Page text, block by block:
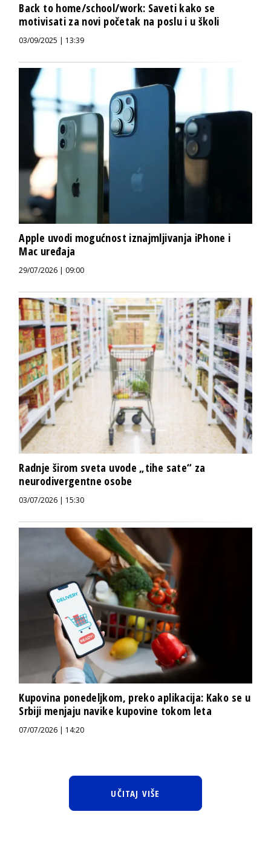
Back to home/school/work: Saveti kako se
motivisati za novi početak na poslu i u školi
03/09/2025 | 13:39
Apple uvodi mogućnost iznajmljivanja iPhone i
Mac uređaja
29/07/2026 | 09:00
Radnje širom sveta uvode „tihe sate“ za
neurodivergentne osobe
03/07/2026 | 15:30
Kupovina ponedeljkom, preko aplikacija: Kako se u
Srbiji menjaju navike kupovine tokom leta
07/07/2026 | 14:20
UČITAJ VIŠE